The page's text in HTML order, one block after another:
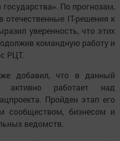
По прогнозам,
IT-решения к
уверенность, что этих
командную работу и
РЦТ.
добавил, что в данный
активно работает над
Пройден этап его
сообществом, бизнесом и
ведомств.